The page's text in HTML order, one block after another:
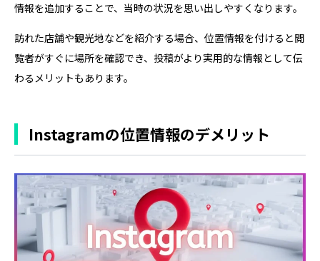
情報を追加することで、当時の状況を思い出しやすくなります。
訪れた店舗や観光地などを紹介する場合、位置情報を付けると閲
覧者がすぐに場所を確認でき、投稿がより実用的な情報として伝
わるメリットもあります。
Instagramの位置情報のデメリット